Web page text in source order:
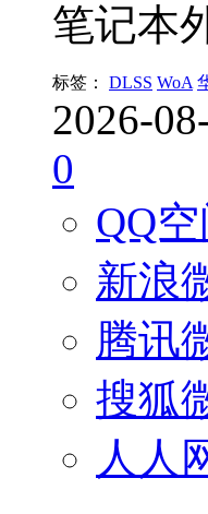
笔记本
标签： DLSS WoA
2026-
0
QQ空
新浪
腾讯
搜狐
人人